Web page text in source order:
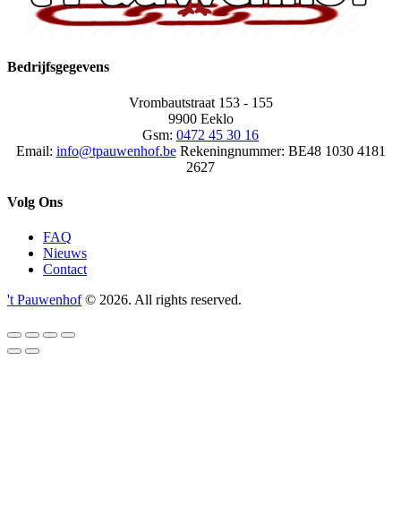
Bedrijfsgegevens
Vrombautstraat 153 - 155
9900 Eeklo
Gsm: 0472 45 30 16
Email: info@tpauwenhof.beRekeningnummer: BE48 1030 4181
2627
Volg Ons
FAQ
Nieuws
Contact
't Pauwenhof© 2026. All rights reserved.